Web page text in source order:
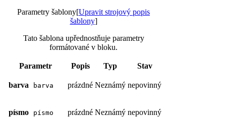
Parametry šablony[Upravit strojový popis
šablony]
Tato šablona upřednostňuje parametry
formátované v bloku.
Parametr Popis Typ Stav
barva barva prázdné Neznámý nepovinný
písmo písmo prázdné Neznámý nepovinný